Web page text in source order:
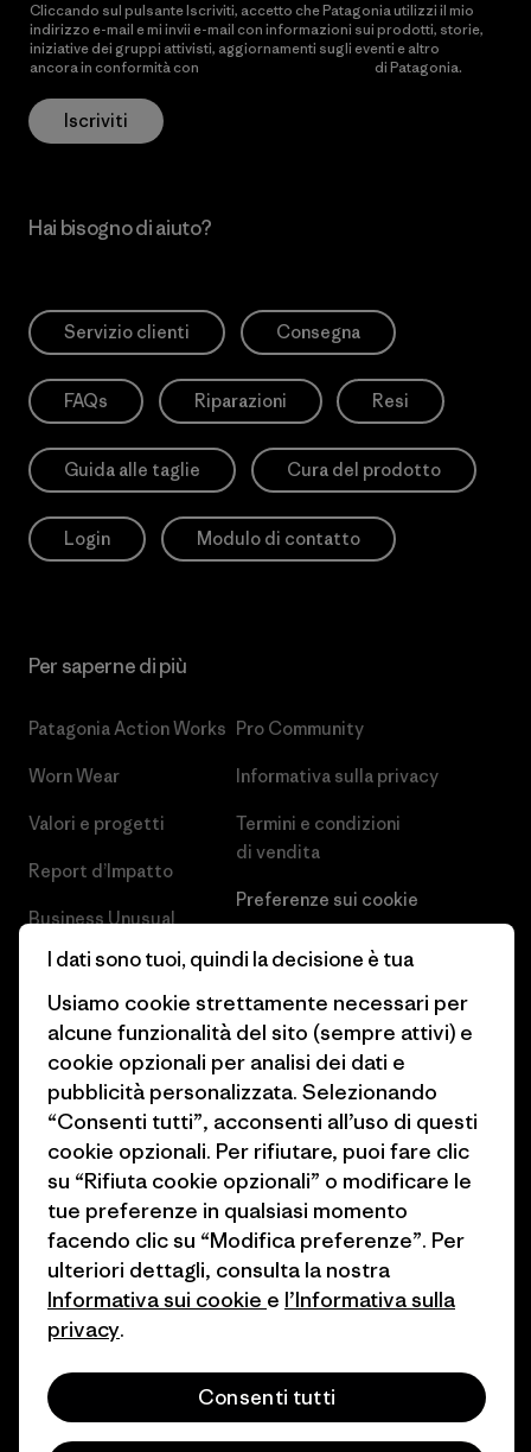
Cliccando sul pulsante Iscriviti, accetto che Patagonia utilizzi il mio
indirizzo e-mail e mi invii e-mail con informazioni sui prodotti, storie,
iniziative dei gruppi attivisti, aggiornamenti sugli eventi e altro
ancora in conformità con
di Patagonia.
Iscriviti
Hai bisogno di aiuto?
Servizio clienti Consegna
FAQs Riparazioni Resi
Guida alle taglie Cura del prodotto
Login Modulo di contatto
Per saperne di più
Patagonia Action Works
Worn Wear
Valori e progetti
Report d’Impatto
Business Unusual
Obiettivi climatici
1% For The Planet
Come finanziamo
Buoni regalo
Trova un negozio
Pro Community
Informativa sulla privacy
Termini e condizioni
di vendita
Preferenze sui cookie
Lavora con noi
Stampa e media
Industry program
Programma di affiliazione
Patagonia Italia Mappa del sito
© 2026 Patagonia, Inc. All Rights Reserved.
italiano
I dati sono tuoi, quindi la decisione è tua
Usiamo cookie strettamente necessari per
alcune funzionalità del sito (sempre attivi) e
cookie opzionali per analisi dei dati e
pubblicità personalizzata. Selezionando
“Consenti tutti”, acconsenti all’uso di questi
cookie opzionali. Per rifiutare, puoi fare clic
su “Rifiuta cookie opzionali” o modificare le
tue preferenze in qualsiasi momento
facendo clic su “Modifica preferenze”. Per
ulteriori dettagli, consulta la nostra
Informativa sui cookie e l’Informativa sulla
privacy.
Consenti tutti